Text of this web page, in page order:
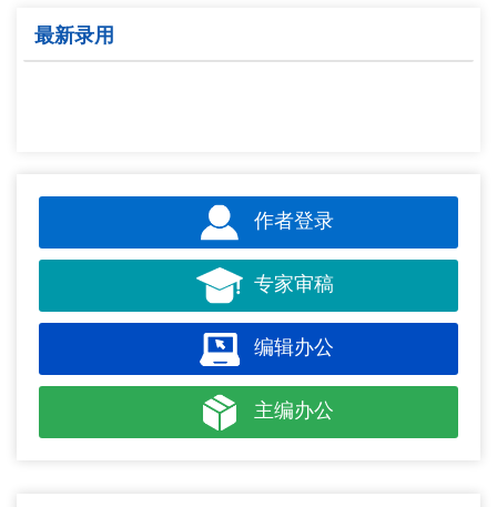
最新录用
作者登录
专家审稿
编辑办公
主编办公